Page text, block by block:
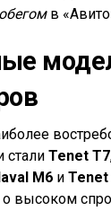
в
стали Tenet T7
M6и Tenet
о высоком